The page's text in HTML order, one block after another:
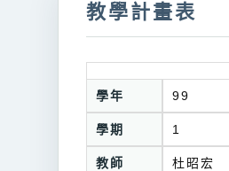
教學計畫表
學年 99
學期 1
教師 杜昭宏